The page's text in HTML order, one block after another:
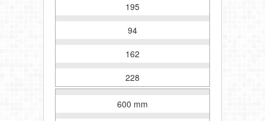
195
94
162
228
600 mm